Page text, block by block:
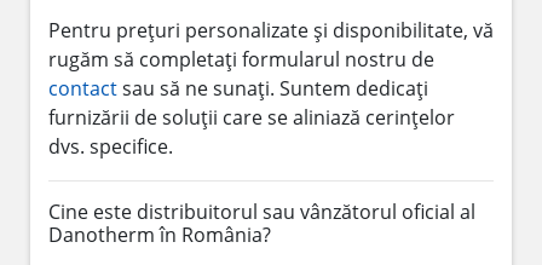
Pentru prețuri personalizate și disponibilitate, vă
rugăm să completați formularul nostru de
contactsau să ne sunați. Suntem dedicați
furnizării de soluții care se aliniază cerințelor
dvs. specifice.
Cine este distribuitorul sau vânzătorul oficial al
Danotherm în România?